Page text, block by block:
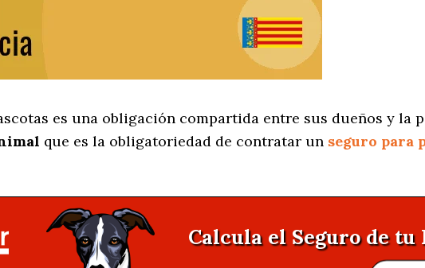
es una obligación compartida entre sus dueños y la
que es la obligatoriedad de contratar un seguro para
Calcula el Seguro de